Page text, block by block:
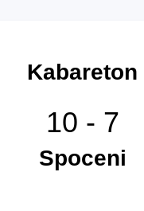
Kabareton
Spoceni
10 - 7